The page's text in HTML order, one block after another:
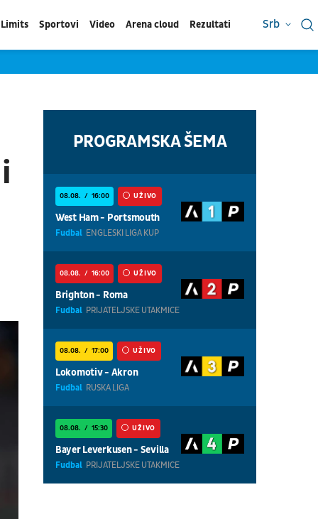
Limits Sportovi Video Arena cloud Rezultati Srb
PROGRAMSKA ŠEMA
08.08. 16:00 UŽIVO
West Ham - Portsmouth
Fudbal ENGLESKI LIGA KUP
08.08. 16:00 UŽIVO
Brighton - Roma
Fudbal PRIJATELJSKE UTAKMICE
08.08. 17:00 UŽIVO
Lokomotiv - Akron
Fudbal RUSKA LIGA
08.08. 15:30 UŽIVO
Bayer Leverkusen - Sevilla
Fudbal PRIJATELJSKE UTAKMICE